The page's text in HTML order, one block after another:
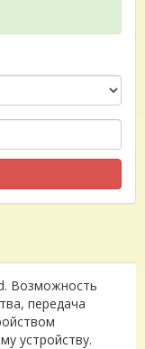
Возможность
передача
устройству.